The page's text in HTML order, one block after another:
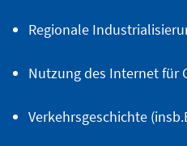
Regionale
Nutzung des Internet für
Verkehrsgeschichte